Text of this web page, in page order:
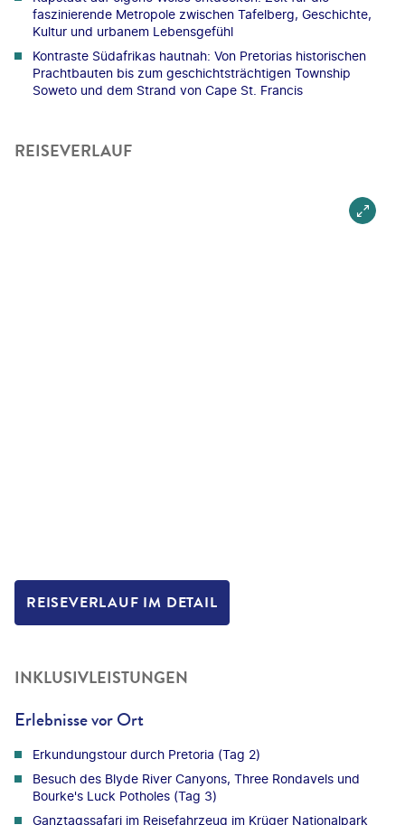
faszinierende Metropole zwischen Tafelberg, Geschichte,
Kultur und urbanem Lebensgefühl
Kontraste Südafrikas hautnah: Von Pretorias historischen
Prachtbauten bis zum geschichtsträchtigen Township
Soweto und dem Strand von Cape St. Francis
REISEVERLAUF
REISEVERLAUF IM DETAIL
INKLUSIVLEISTUNGEN
Erlebnisse vor Ort
Erkundungstour durch Pretoria (Tag 2)
Besuch des Blyde River Canyons, Three Rondavels und
Bourke's Luck Potholes (Tag 3)
Ganztagssafari im Reisefahrzeug im Krüger Nationalpark